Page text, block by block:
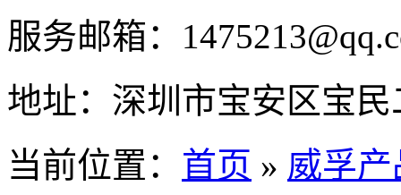
服务邮箱：
地址： 深圳市宝安区宝
当前位置： 首页 » 威孚